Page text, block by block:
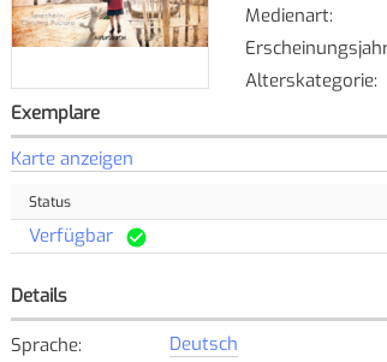
Medienart:
Alterskategorie:
Exemplare
Karte anzeigen
Status
Verfügbar
Details
Sprache:
Deutsch